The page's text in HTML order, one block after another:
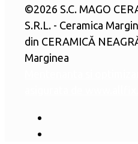
©2026 S.C. MAGO
S.R.L. - Ceramica
din CERAMICĂ
Marginea